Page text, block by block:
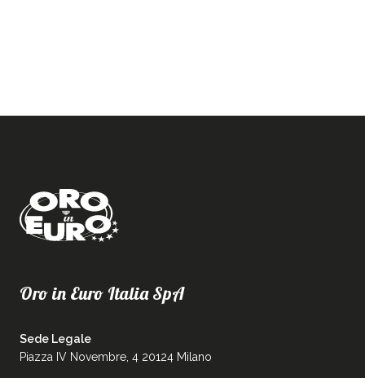
Oro in Euro Italia SpA
Sede Legale
Piazza IV Novembre, 4 20124 Milano